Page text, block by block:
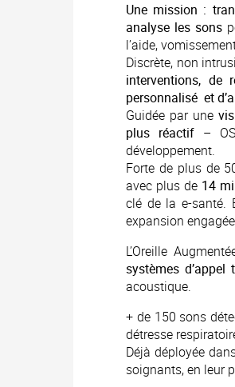
Une mission :
analyse les sons
l’aide,
Discrète, non
interventions, de
personnalisé et
Guidée par une
plus réactif –
développement.
Forte de plus de
avec plus de 14
clé de la e-santé.
expansion
L’Oreille
systèmes d’appel
acoustique.
+ de 150 sons
détresse
Déjà déployée
soignants, en leur